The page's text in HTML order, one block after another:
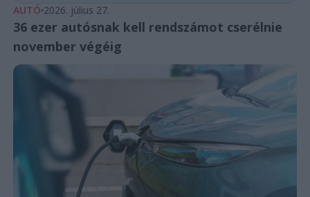
AUTÓ 2026. július 27.
36 ezer autósnak kell rendszámot cserélnie
november végéig